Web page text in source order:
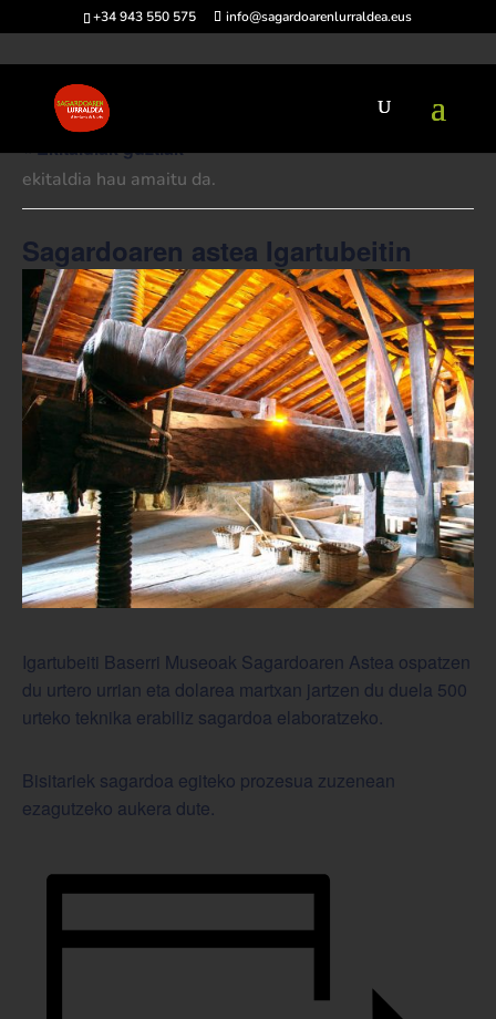
+34 943 550 575 info@sagardoarenlurraldea.eus
« Ekitaldiak guztiak
ekitaldia hau amaitu da.
Sagardoaren astea Igartubeitin
Igartubeiti Baserri Museoak Sagardoaren Astea ospatzen
du urtero urrian eta dolarea martxan jartzen du duela 500
urteko teknika erabiliz sagardoa elaboratzeko.
Bisitariek sagardoa egiteko prozesua zuzenean
ezagutzeko aukera dute.